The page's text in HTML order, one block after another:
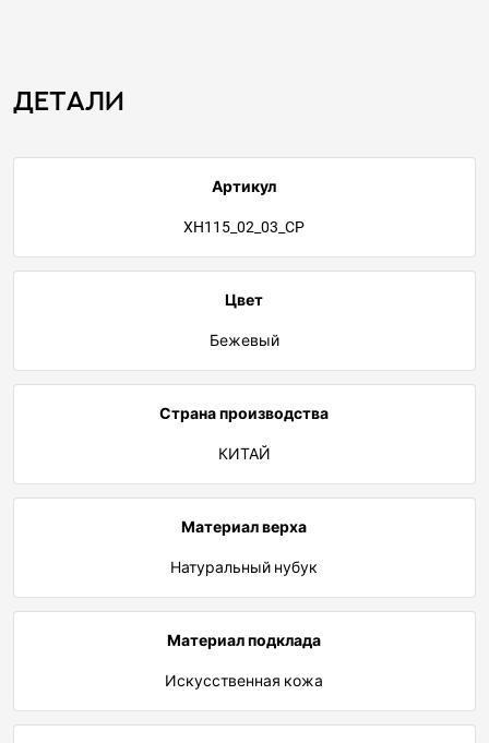
Детали
Артикул
XH115_02_03_CP
Цвет
Бежевый
Страна производства
КИТАЙ
Материал верха
Натуральный нубук
Материал подклада
Искусственная кожа